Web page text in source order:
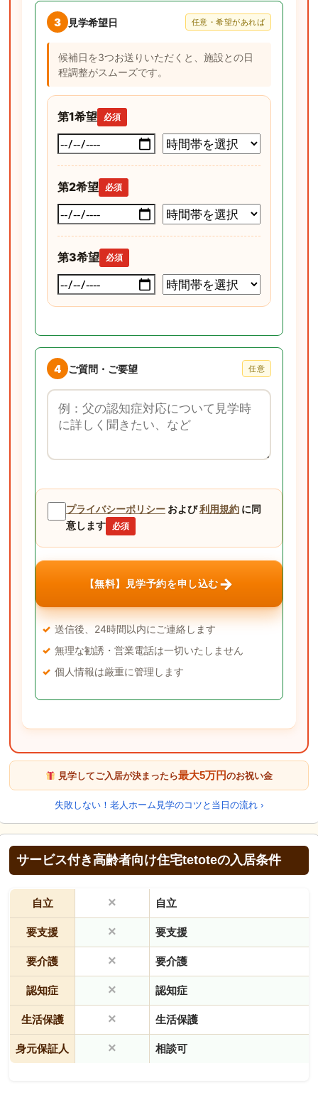
3 見学希望日 任意・希望があれば
候補日を3つお送りいただくと、施設との日
程調整がスムーズです。
第1希望 必須
第2希望 必須
第3希望 必須
4 ご質問・ご要望 任意
ご質問・ご要望
プライバシーポリシー および利用規約 に同
意します
必須
【無料】見学予約を申し込む→
送信後、24時間以内にご連絡します
無理な勧誘・営業電話は一切いたしません
個人情報は厳重に管理します
見学してご入居が決まったら最大5万円のお祝い金
失敗しない！老人ホーム見学のコツと当日の流れ ›
サービス付き高齢者向け住宅tetoteの入居条件
自立 × 自立
要支援 × 要支援
要介護 × 要介護
認知症 × 認知症
生活保護 × 生活保護
身元保証人 × 相談可